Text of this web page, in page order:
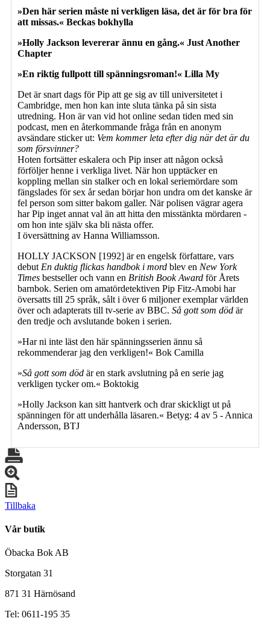
»Den här serien måste ni verkligen läsa, det är för bra för
att missas.« Beckas bokhylla
»Holly Jackson levererar ännu en gång.« Just Another
Chapter
»En riktig fullpott till spänningsroman!« Lilla My
Det är snart dags för Pip att ge sig av till universitetet i
Cambridge, men hon kan inte sluta tänka på sin sista
utredning. Hon är van vid hot online sedan tiden med sin
podcast, men en återkommande fråga från en anonym
avsändare sticker ut: Vem kommer leta efter dig när det är du
som försvinner?
Hoten fortsätter eskalera och Pip inser att någon också
förföljer henne i verkliga livet. När hon upptäcker en
koppling mellan sin stalker och en lokal seriemördare som
fängslades för sex år sedan börjar hon undra om det kanske är
fel person som sitter bakom galler. När polisen vägrar agera
har Pip inget annat val än att hitta den misstänkta mördaren -
om hon inte själv ska bli nästa offer.
I översättning av Hanna Williamsson.
HOLLY JACKSON [1992] är en engelsk författare, vars
debut En duktig flickas handbok i mord blev en New York
Times bestseller och vann en British Book Award för Årets
barnbok. Serien om amatördetektiven Pip Fitz-Amobi har
översatts till 25 språk, sålt i över 6 miljoner exemplar världen
över och adapterats till tv-serie av BBC. Så gott som död är
den tredje och avslutande boken i serien.
»Har ni inte läst den här spänningsserien ännu så
rekommenderar jag den verkligen!« Bok Camilla
»Så gott som död är en stark avslutning på en serie jag
verkligen tycker om.« Boktokig
»Holly Jackson kan sitt hantverk och drar skickligt ut på
spänningen för att underhålla läsaren.« Betyg: 4 av 5 - Annica
Andersson, BTJ
Tillbaka
Vår butik
Öbacka Bok AB
Storgatan 31
871 31 Härnösand
Tel: 0611-195 35